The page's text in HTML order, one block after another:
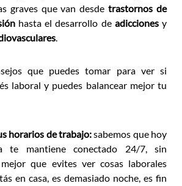
graves que van desdetrastornos de
hasta el desarrollo de adiccionesy
.
que puedes tomar para ver si
laboral y puedes balancear mejor tu
horarios de trabajo:sabemos que hoy
te mantiene conectado 24/7, sin
que evites ver cosas laborales
en casa, es demasiado noche, es fin